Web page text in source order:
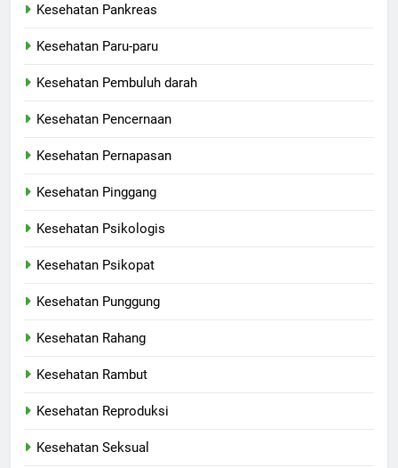
Kesehatan Pankreas
Kesehatan Paru-paru
Kesehatan Pembuluh darah
Kesehatan Pencernaan
Kesehatan Pernapasan
Kesehatan Pinggang
Kesehatan Psikologis
Kesehatan Psikopat
Kesehatan Punggung
Kesehatan Rahang
Kesehatan Rambut
Kesehatan Reproduksi
Kesehatan Seksual